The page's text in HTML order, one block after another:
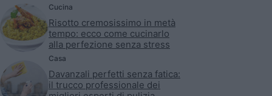
Cucina
Risotto cremosissimo in metà
tempo: ecco come cucinarlo
alla perfezione senza stress
Casa
Davanzali perfetti senza fatica:
il trucco professionale dei